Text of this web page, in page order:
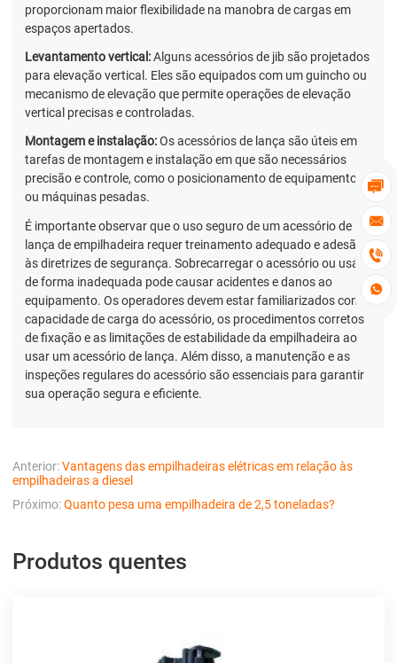




proporcionam maior flexibilidade na manobra de cargas em
espaços apertados.
Levantamento vertical:Alguns acessórios de jib são projetados
para elevação vertical. Eles são equipados com um guincho ou
mecanismo de elevação que permite operações de elevação
vertical precisas e controladas.
Montagem e instalação:Os acessórios de lança são úteis em
tarefas de montagem e instalação em que são necessários
precisão e controle, como o posicionamento de equipamentos
ou máquinas pesadas.
É importante observar que o uso seguro de um acessório de
lança de empilhadeira requer treinamento adequado e adesão
às diretrizes de segurança. Sobrecarregar o acessório ou usá-lo
de forma inadequada pode causar acidentes e danos ao
equipamento. Os operadores devem estar familiarizados com a
capacidade de carga do acessório, os procedimentos corretos
de fixação e as limitações de estabilidade da empilhadeira ao
usar um acessório de lança. Além disso, a manutenção e as
inspeções regulares do acessório são essenciais para garantir
sua operação segura e eficiente.
Anterior:Vantagens das empilhadeiras elétricas em relação às
empilhadeiras a diesel
Próximo:Quanto pesa uma empilhadeira de 2,5 toneladas?
Produtos quentes